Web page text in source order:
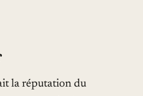
la réputation du